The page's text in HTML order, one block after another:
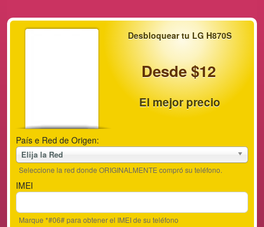
Desbloquear tu LG H870S
Desde $12
El mejor precio
País e Red de Origen:
Elija la Red
Seleccione la red donde ORIGINALMENTE compró su teléfono.
IMEI
Marque *#06# para obtener el IMEI de su teléfono